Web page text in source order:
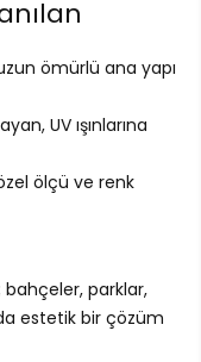
ömürlü ana yapı
UV ışınlarına
ölçü ve renk
parklar,
estetik bir çözüm